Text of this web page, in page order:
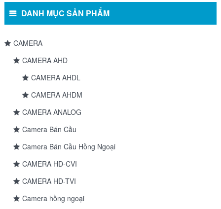
DANH MỤC SẢN PHẨM
CAMERA
CAMERA AHD
CAMERA AHDL
CAMERA AHDM
CAMERA ANALOG
Camera Bán Cầu
Camera Bán Cầu Hồng Ngoại
CAMERA HD-CVI
CAMERA HD-TVI
Camera hồng ngoại